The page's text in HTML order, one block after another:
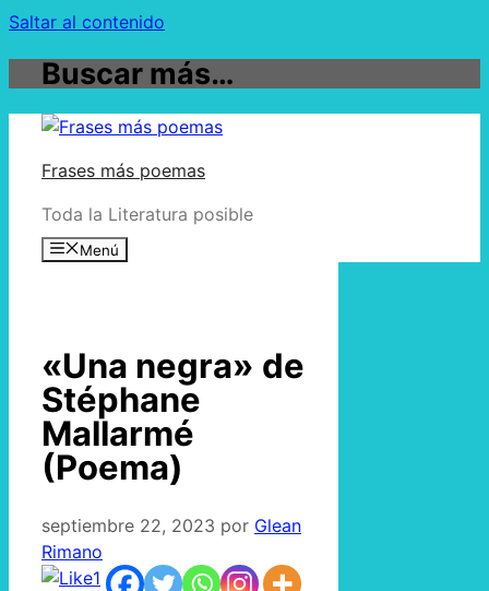
Saltar al contenido
Buscar más…
Frases más poemas
Toda la Literatura posible
Menú
«Una negra» de
Stéphane
Mallarmé
(Poema)
septiembre 22, 2023 por Glean
Rimano
1